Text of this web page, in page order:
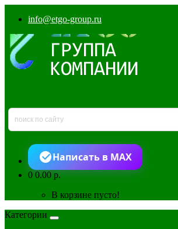
info@etgo-group.ru
Написать в MAX
00.00 р.
В корзине пусто!
Категории